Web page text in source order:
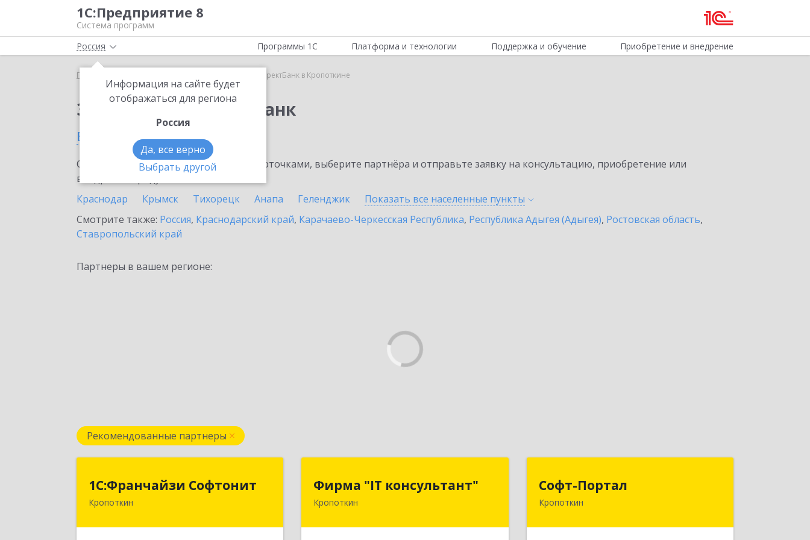
1С:Предприятие 8
Система программ
Россия
Информация на сайте будет
отображаться для региона
Россия
Да, все верно
Выбрать другой
Программы 1С Платформа и технологии Поддержка и обучение Приобретение и внедрение
Главная 1С:ДиректБанк в Кропоткине
Заказать 1С:ДиректБанк
в Кропоткине
Ознакомьтесь с информационными карточками, выберите партнёра и отправьте заявку на консультацию, приобретение или
внедрение продукта.
Краснодар
Крымск Тихорецк Анапа Геленджик Показать все населенные пункты
Смотрите также: Россия, Краснодарский край, Карачаево-Черкесская Республика, Республика Адыгея (Адыгея), Ростовская область,
Ставропольский край
Партнеры в вашем регионе:
Рекомендованные партнеры
1С:Франчайзи Софтонит
Кропоткин
1С:Франчайзи Софтонит
Фирма "IT консультант"
Кропоткин
Софт-Портал
Кропоткин